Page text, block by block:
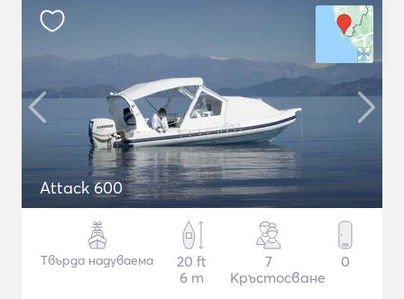
Attack 600
Твърда надуваема
20 ft
6 m
7
Кръстосване
0